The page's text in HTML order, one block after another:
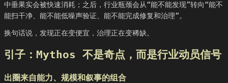
中垂果实会被快速消耗；之后，行业瓶颈会从“能不能发现”转向“能不
能扫干净、能不能低噪声验证、能不能完成修复和治理”。
换句话说，发现正在变便宜，治理正在变稀缺。
引子：Mythos 不是奇点，而是行业动员信号
出圈来自能力、规模和叙事的组合